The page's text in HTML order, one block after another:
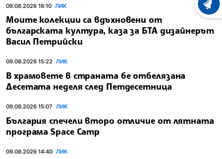
09.08.2026 16:10 ЛИК
Моите колекции са вдъхновени от
българската култура, каза за БТА дизайнерът
Васил Петрийски
09.08.2026 15:22 ЛИК
В храмовете в страната бе отбелязана
Десетата неделя след Петдесетница
09.08.2026 15:07 ЛИК
България спечели второ отличие от лятната
програма Space Camp
09.08.2026 14:40 ЛИК